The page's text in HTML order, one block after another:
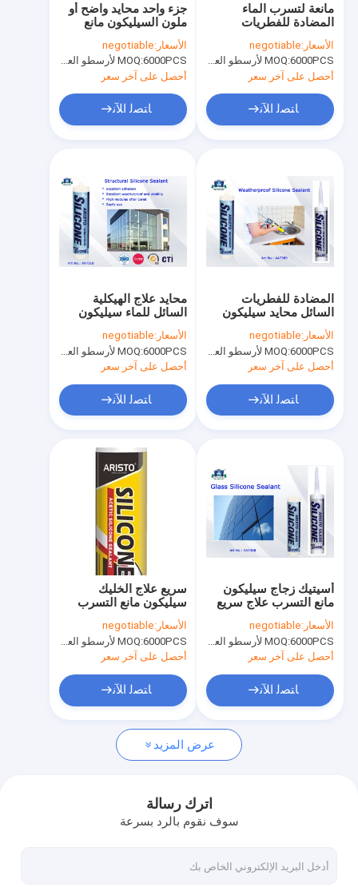
حولنا
جولة في المصنع
News
نسيج رذاذ الطلاء
رذاذ الطلاء على الجدران
الاكريليك رذاذ الطلاء
وضع علامة على رذاذ الطلاء
قلم
جزء واحد محايد واضح أو
ملون السيليكون مانع
عالية الأداء
الأسعار:negotiable
MOQ:6000PCS لأرسطو العلامة التجارية، 15000pcs عن العلامة التجارية للعملاء
أحصل على آخر سعر
ﺎﺘﺼﻟ ﺍﻶﻧ
مانعة لتسرب الماء
المضادة للفطريات
السائل محايد سيليكون
مانع التسرب للبناء /
الألياف والملابس الجاهزة
الأسعار:negotiable
MOQ:6000PCS لأرسطو العلامة التجارية، 15000pcs عن العلامة التجارية للعملاء
أحصل على آخر سعر
ﺎﺘﺼﻟ ﺍﻶﻧ
محايد علاج الهيكلية
السائل للماء سيليكون
مانع التسرب ل الهيكلي
الترابط 300 ملليلتر
الأسعار:negotiable
MOQ:6000PCS لأرسطو العلامة التجارية، 15000pcs عن العلامة التجارية للعملاء
أحصل على آخر سعر
ﺎﺘﺼﻟ ﺍﻶﻧ
المضادة للفطريات
السائل محايد سيليكون
مانع التسرب مانعة
لتسرب الماء والعفن
التدقيق
الأسعار:negotiable
MOQ:6000PCS لأرسطو العلامة التجارية، 15000pcs عن العلامة التجارية للعملاء
أحصل على آخر سعر
ﺎﺘﺼﻟ ﺍﻶﻧ
سريع علاج الخليك
سيليكون مانع التسرب
معامل جيد
Weatherability
الأسعار:negotiable
MOQ:6000PCS لأرسطو العلامة التجارية، 15000pcs عن العلامة التجارية للعملاء
أحصل على آخر سعر
ﺎﺘﺼﻟ ﺍﻶﻧ
أسيتيك زجاج سيليكون
مانع التسرب علاج سريع
للبناء زجاج نافذة وباب
الأسعار:negotiable
MOQ:6000PCS لأرسطو العلامة التجارية، 15000pcs عن العلامة التجارية للعملاء
أحصل على آخر سعر
ﺎﺘﺼﻟ ﺍﻶﻧ
عرض المزيد
اترك رسالة
سوف نقوم بالرد بسرعة